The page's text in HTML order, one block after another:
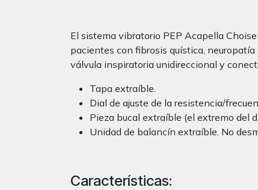
El sistema vibratorio PEP Acapella
pacientes con fibrosis quística,
válvula inspiratoria unidireccional y
Tapa extraíble.
Dial de ajuste de la resistencia/
Pieza bucal extraíble (el extremo del
Unidad de balancín extraíble. No
Características: